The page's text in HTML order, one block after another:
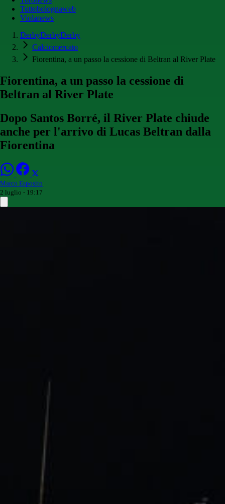
Tuttobolognaweb
Violanews
DerbyDerbyDerby
Calciomercato
Fiorentina, a un passo la cessione di Beltran al River Plate
Fiorentina, a un passo la cessione di
Beltran al River Plate
Dopo Santos Borré, il River Plate chiude
anche per l'arrivo di Lucas Beltran dalla
Fiorentina
Marco Esposito
2 luglio - 19:17